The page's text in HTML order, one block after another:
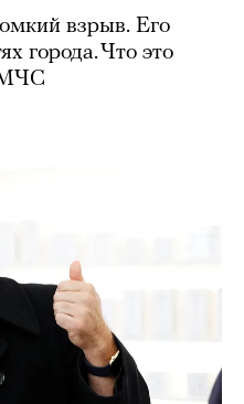
взрыв. Его
города. Что это
МЧС